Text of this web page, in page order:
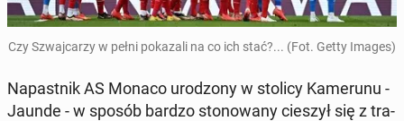
Czy Szwaj­ca­rzy w pełni po­ka­za­li na co ich stać?... (Fot. Getty Images)
Na­past­nik AS Monaco uro­dzo­ny w stolicy Ka­me­ru­nu -
Jaunde - w sposób bardzo sto­no­wa­ny cieszył się z tra­